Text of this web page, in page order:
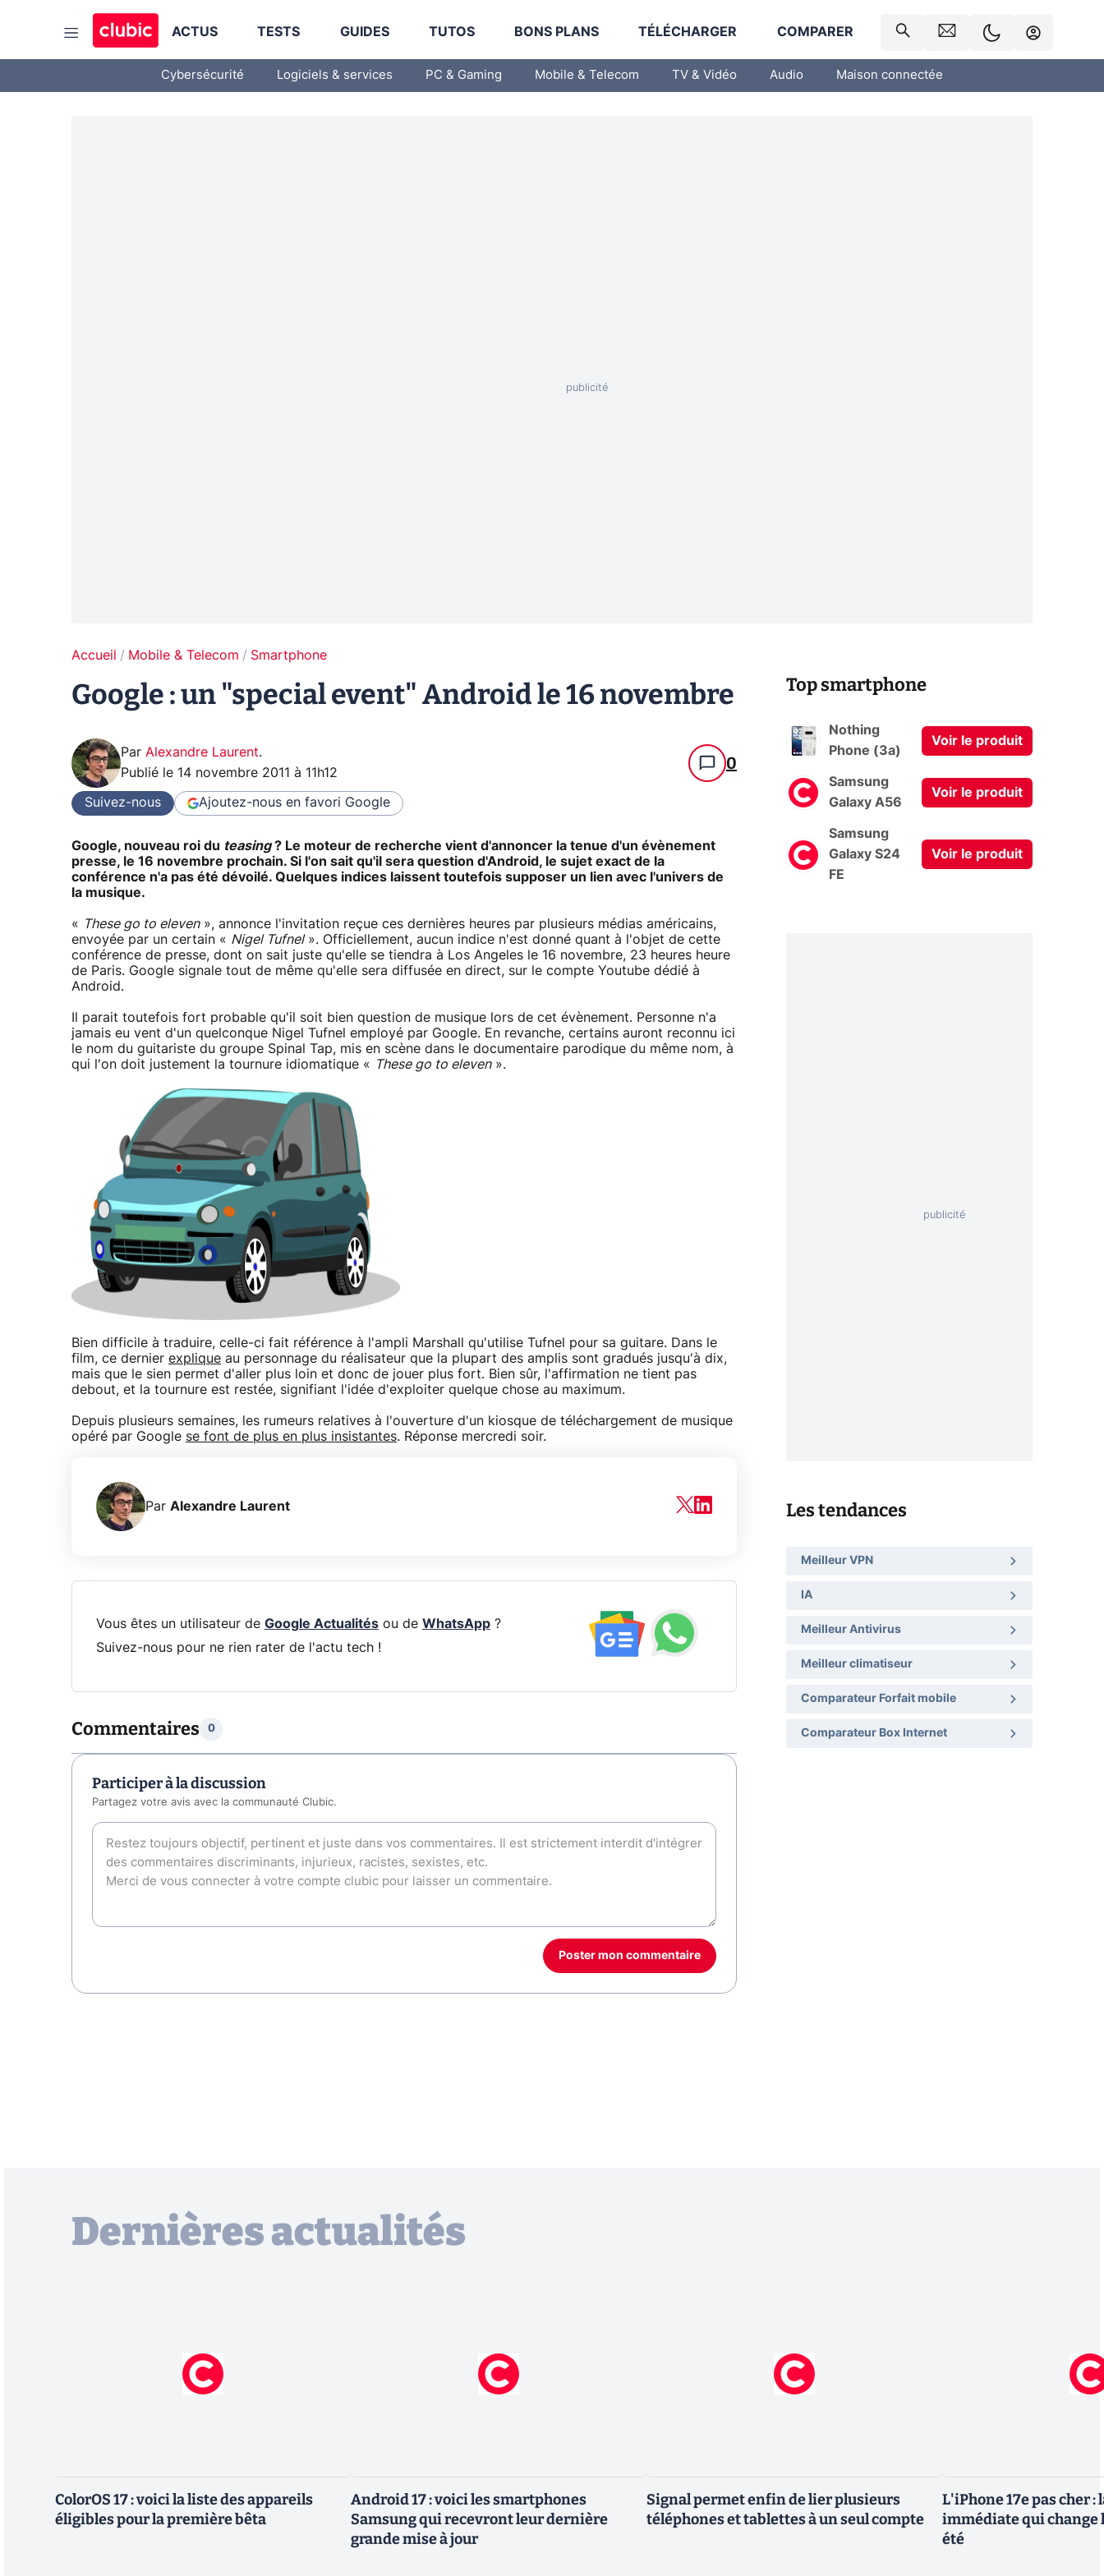
ACTUS TESTS GUIDES TUTOS BONS PLANS TÉLÉCHARGER COMPARER
Cybersécurité Logiciels & services PC & Gaming Mobile & Telecom TV & Vidéo Audio Maison connectée
Accueil Mobile & Telecom Smartphone
Google : un "special event" Android le 16 novembre
Par Alexandre Laurent.
Publié le 14 novembre 2011 à 11h12 0
Suivez-nous Ajoutez-nous en favori Google
Google, nouveau roi du teasing? Le moteur de recherche vient d'annoncer la tenue d'un évènement
presse, le 16 novembre prochain. Si l'on sait qu'il sera question d'Android, le sujet exact de la
conférence n'a pas été dévoilé. Quelques indices laissent toutefois supposer un lien avec l'univers de
la musique.
« These go to eleven», annonce l'invitation reçue ces dernières heures par plusieurs médias américains,
envoyée par un certain « Nigel Tufnel». Officiellement, aucun indice n'est donné quant à l'objet de cette
conférence de presse, dont on sait juste qu'elle se tiendra à Los Angeles le 16 novembre, 23 heures heure
de Paris. Google signale tout de même qu'elle sera diffusée en direct, sur le compte Youtube dédié à
Android.
Il parait toutefois fort probable qu'il soit bien question de musique lors de cet évènement. Personne n'a
jamais eu vent d'un quelconque Nigel Tufnel employé par Google. En revanche, certains auront reconnu ici
le nom du guitariste du groupe Spinal Tap, mis en scène dans le documentaire parodique du même nom, à
qui l'on doit justement la tournure idiomatique « These go to eleven».
Bien difficile à traduire, celle-ci fait référence à l'ampli Marshall qu'utilise Tufnel pour sa guitare. Dans le
film, ce dernier explique au personnage du réalisateur que la plupart des amplis sont gradués jusqu'à dix,
mais que le sien permet d'aller plus loin et donc de jouer plus fort. Bien sûr, l'affirmation ne tient pas
debout, et la tournure est restée, signifiant l'idée d'exploiter quelque chose au maximum.
Depuis plusieurs semaines, les rumeurs relatives à l'ouverture d'un kiosque de téléchargement de musique
opéré par Google se font de plus en plus insistantes. Réponse mercredi soir.
Par Alexandre Laurent
Vous êtes un utilisateur de Google Actualitésou de WhatsApp?
Suivez-nous pour ne rien rater de l'actu tech !
Commentaires 0
Participer à la discussion
Partagez votre avis avec la communauté Clubic.
Poster mon commentaire
Top smartphone
Nothing
Phone (3a)
Voir le produit
Samsung
Galaxy A56
Voir le produit
Samsung
Galaxy S24
FE
Voir le produit
Les tendances
Meilleur VPN
IA
Meilleur Antivirus
Meilleur climatiseur
Comparateur Forfait mobile
Comparateur Box Internet
Dernières actualités
ColorOS 17 : voici la liste des appareils
éligibles pour la première bêta
Android 17 : voici les smartphones
Samsung qui recevront leur dernière
grande mise à jour
Signal permet enfin de lier plusieurs
téléphones et tablettes à un seul compte
L'iPhone 17e pas cher :
immédiate qui change
été